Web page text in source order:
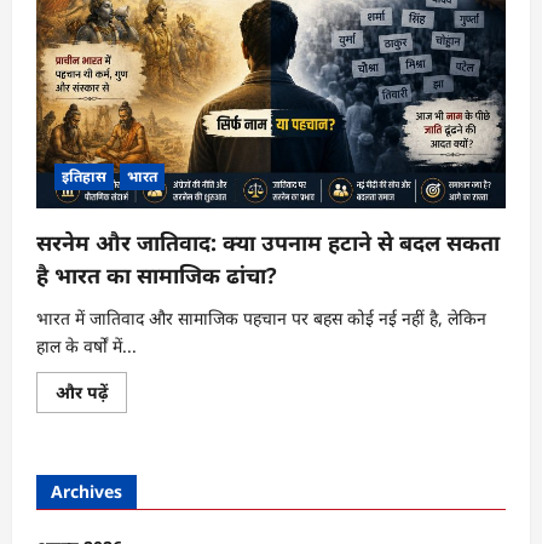
इतिहास भारत
सरनेम और जातिवाद: क्या उपनाम हटाने से बदल सकता
है भारत का सामाजिक ढांचा?
भारत में जातिवाद और सामाजिक पहचान पर बहस कोई नई नहीं है, लेकिन
हाल के वर्षों में...
और पढ़ेंसरनेम
और
हटाने
से
बदल
Archives